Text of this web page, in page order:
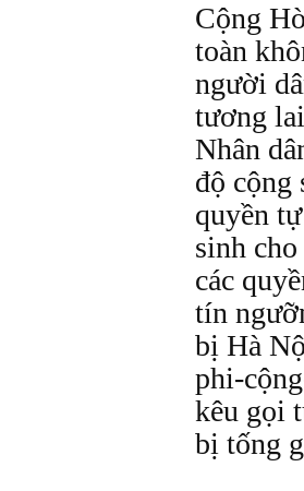
Cộng
toàn
người
tương
Nhân
độ cộng
quyền
sinh
các
tín
bị Hà
phi-
kêu gọi
bị tống